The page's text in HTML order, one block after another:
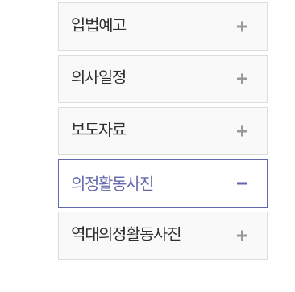
입법예고
의사일정
보도자료
의정활동사진
역대의정활동사진